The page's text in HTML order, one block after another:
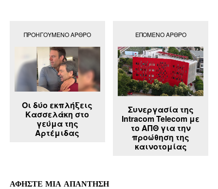
ΠΡΟΗΓΟΎΜΕΝΟ ΆΡΘΡΟ
Οι δύο εκπλήξεις
Κασσελάκη στο
γεύμα της
Αρτέμιδας
ΕΠΌΜΕΝΟ ΆΡΘΡΟ
Συνεργασία της
Intracom Telecom με
το ΑΠΘ για την
προώθηση της
καινοτομίας
ΑΦΗΣΤΕ ΜΙΑ ΑΠΑΝΤΗΣΗ